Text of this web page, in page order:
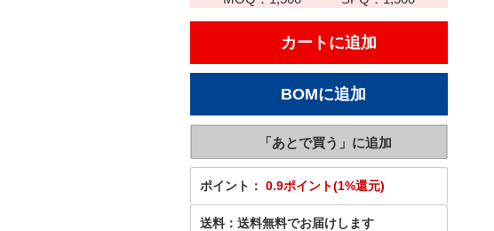
ポイント： 0.9ポイント(1%還元)
送料： 送料無料でお届けします